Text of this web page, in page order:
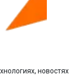
новостях